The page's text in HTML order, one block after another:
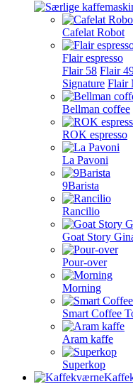
Cafelat Robot
Flair espresso
Flair 58 Flair
Signature Flair
Bellman coffee
ROK espresso
La Pavoni
9Barista
Rancilio
Goat Story
Pour-over
Morning
Smart Coffee
Aram kaffe
Superkop